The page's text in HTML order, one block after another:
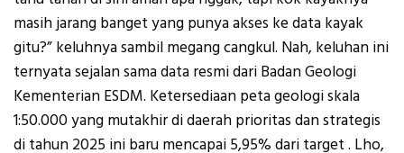
masih jarang banget yang punya akses ke data kayak
gitu?” keluhnya sambil megang cangkul. Nah, keluhan ini
ternyata sejalan sama data resmi dari Badan Geologi
Kementerian ESDM. Ketersediaan peta geologi skala
1:50.000 yang mutakhir di daerah prioritas dan strategis
di tahun 2025 ini baru mencapai 5,95% dari target . Lho,